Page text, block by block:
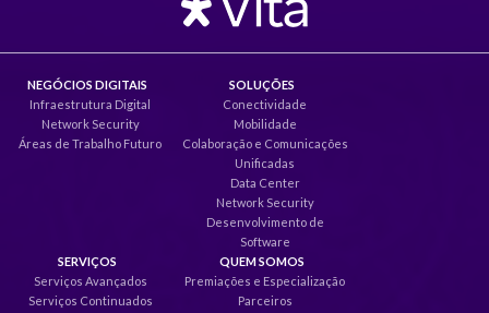
NEGÓCIOS DIGITAIS
Infraestrutura Digital
Network Security
Áreas de Trabalho Futuro
SOLUÇÕES
Conectividade
Mobilidade
Colaboração e Comunicações
Unificadas
Data Center
Network Security
Desenvolvimento de
Software
SERVIÇOS
Serviços Avançados
Serviços Continuados
QUEM SOMOS
Premiações e Especialização
Parceiros